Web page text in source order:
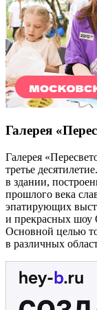
Галерея
Галерея
третье
в здании,
прошлого века
эпатирующих
и прекрасных шоу
Основной целью
в различных